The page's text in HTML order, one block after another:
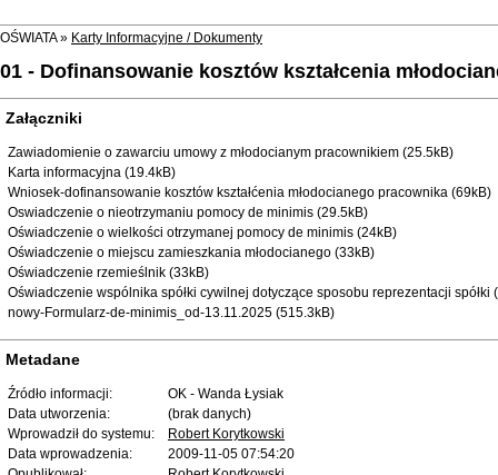
OŚWIATA » Karty Informacyjne / Dokumenty
01 - Dofinansowanie kosztów kształcenia
Załączniki
Zawiadomienie o zawarciu umowy z młodocianym pracownikiem (25.5kB)
Karta informacyjna (19.4kB)
Wniosek-dofinansowanie kosztów kształćenia młodocianego pracownika (69kB)
Oswiadczenie o nieotrzymaniu pomocy de minimis (29.5kB)
Oświadczenie o wielkości otrzymanej pomocy de minimis (24kB)
Oświadczenie o miejscu zamieszkania młodocianego (33kB)
Oświadczenie rzemieślnik (33kB)
Oświadczenie wspólnika spółki cywilnej dotyczące sposobu reprezentacji spółki
nowy-Formularz-de-minimis_od-13.11.2025 (515.3kB)
Metadane
Źródło informacji:
OK - Wanda Łysiak
Data utworzenia:
(brak danych)
Wprowadził do systemu:
Robert Korytkowski
Data wprowadzenia:
2009-11-05 07:54:20